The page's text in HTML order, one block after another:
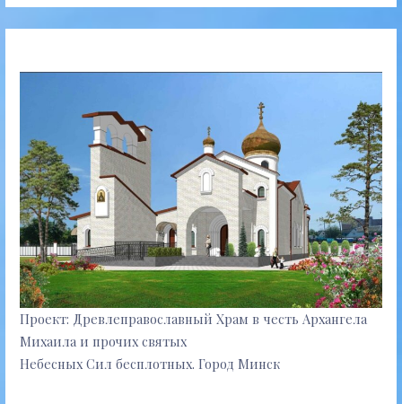
Проект: Древлеправославный Храм в честь Архангела
Михаила и прочих святых
Небесных Сил бесплотных. Город Минск